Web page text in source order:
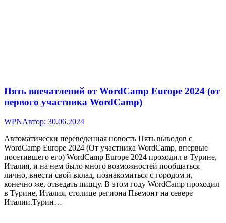
Пять впечатлений от WordCamp Europe 2024 (от
первого участника WordCamp)
WPNАвтор: 30.06.2024
Автоматически переведенная новость Пять выводов с
WordCamp Europe 2024 (От участника WordCamp, впервые
посетившего его) WordCamp Europe 2024 проходил в Турине,
Италия, и на нем было много возможностей пообщаться
лично, внести свой вклад, познакомиться с городом и,
конечно же, отведать пиццу. В этом году WordCamp проходил
в Турине, Италия, столице региона Пьемонт на севере
Италии.Турин…